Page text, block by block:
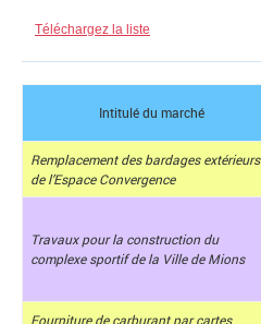
Téléchargez la liste
Intitulé du marché
Remplacement des bardages extérieurs
de l’Espace Convergence
Travaux pour la construction du
complexe sportif de la Ville de Mions
Fourniture de carburant par cartes